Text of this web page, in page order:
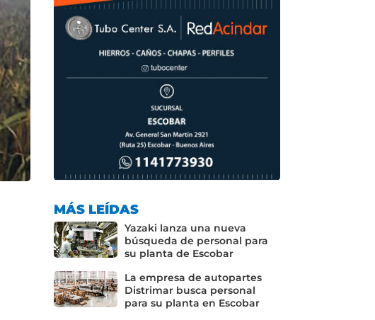
MÁS LEÍDAS
Yazaki lanza una nueva
búsqueda de personal para
su planta de Escobar
La empresa de autopartes
Distrimar busca personal
para su planta en Escobar